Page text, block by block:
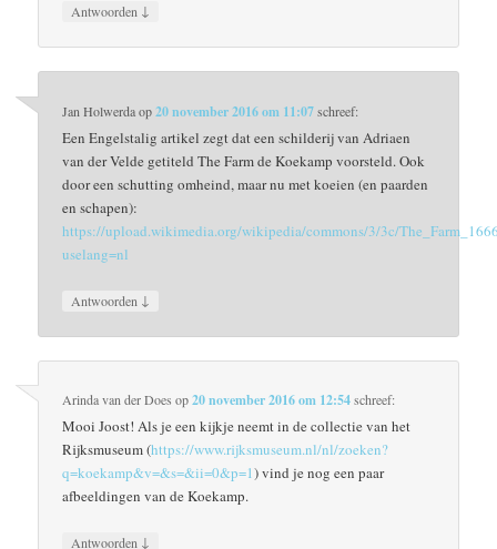
Antwoorden ↓
Jan Holwerdaop20 november 2016 om 11:07schreef:
Een Engelstalig artikel zegt dat een schilderij van Adriaen
van der Velde getiteld The Farm de Koekamp voorsteld. Ook
door een schutting omheind, maar nu met koeien (en paarden
en schapen):
https://upload.wikimedia.org/wikipedia/commons/3/3c/
uselang=nl
Antwoorden ↓
Arinda van der Does op20 november 2016 om 12:54schreef:
Mooi Joost! Als je een kijkje neemt in de collectie van het
Rijksmuseum (https://www.rijksmuseum.nl/nl/zoeken?
q=koekamp&v=&s=&ii=0&p=1) vind je nog een paar
afbeeldingen van de Koekamp.
Antwoorden ↓